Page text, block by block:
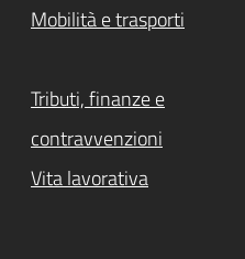
Mobilità e trasporti
Tributi, finanze e
contravvenzioni
Vita lavorativa